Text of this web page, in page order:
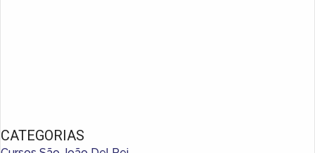
CATEGORIAS